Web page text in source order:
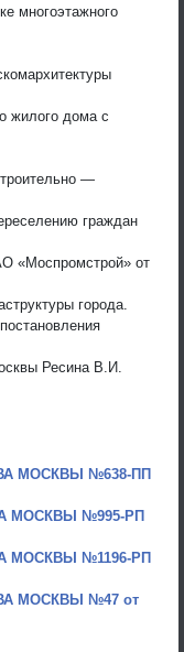
многоэтажного
жилого дома с
—
граждан
«Моспромстрой» от
города.
Ресина В.И.
МОСКВЫ №638-ПП
МОСКВЫ №995-РП
МОСКВЫ №1196-РП
МОСКВЫ №47 от